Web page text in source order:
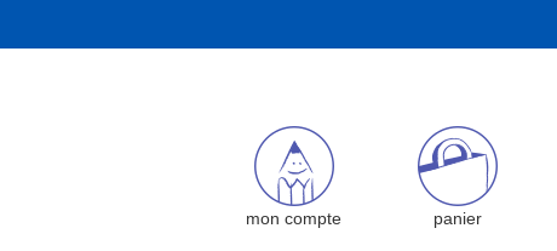
mon compte panier